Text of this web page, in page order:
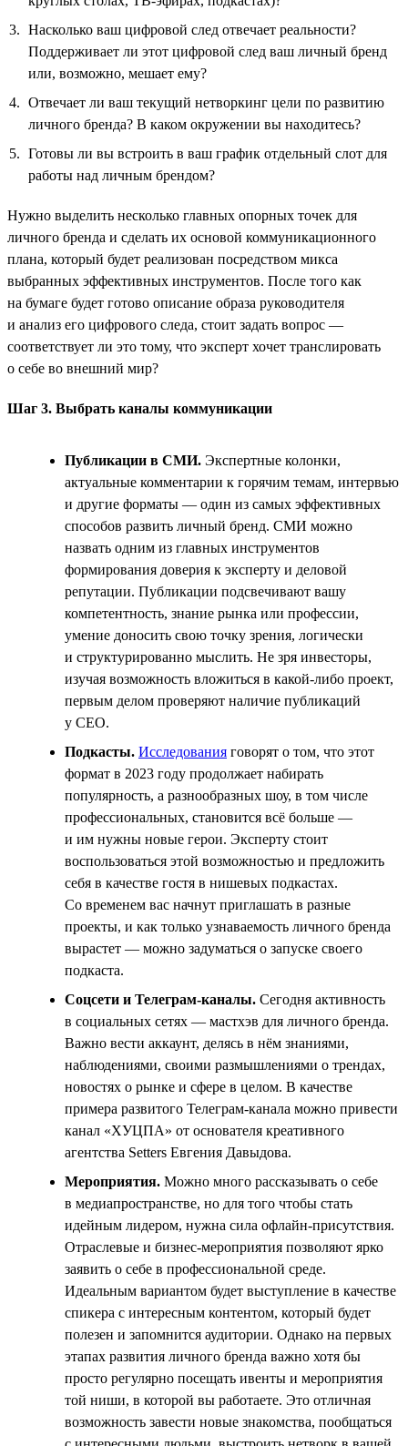
Насколько ваш цифровой след отвечает реальности?
Поддерживает ли этот цифровой след ваш личный бренд
или, возможно, мешает ему?
Отвечает ли ваш текущий нетворкинг цели по развитию
личного бренда? В каком окружении вы находитесь?
Готовы ли вы встроить в ваш график отдельный слот для
работы над личным брендом?
Нужно выделить несколько главных опорных точек для
личного бренда и сделать их основой коммуникационного
плана, который будет реализован посредством микса
выбранных эффективных инструментов. После того как
на бумаге будет готово описание образа руководителя
и анализ его цифрового следа, стоит задать вопрос —
соответствует ли это тому, что эксперт хочет транслировать
о себе во внешний мир?
Шаг 3. Выбрать каналы коммуникации
Публикации в СМИ. Экспертные колонки,
актуальные комментарии к горячим темам, интервью
и другие форматы — один из самых эффективных
способов развить личный бренд. СМИ можно
назвать одним из главных инструментов
формирования доверия к эксперту и деловой
репутации. Публикации подсвечивают вашу
компетентность, знание рынка или профессии,
умение доносить свою точку зрения, логически
и структурированно мыслить. Не зря инвесторы,
изучая возможность вложиться в какой-либо проект,
первым делом проверяют наличие публикаций
у СЕО.
Подкасты. Исследования говорят о том, что этот
формат в 2023 году продолжает набирать
популярность, а разнообразных шоу, в том числе
профессиональных, становится всё больше —
и им нужны новые герои. Эксперту стоит
воспользоваться этой возможностью и предложить
себя в качестве гостя в нишевых подкастах.
Со временем вас начнут приглашать в разные
проекты, и как только узнаваемость личного бренда
вырастет — можно задуматься о запуске своего
подкаста.
Соцсети и Телеграм-каналы. Сегодня активность
в социальных сетях — мастхэв для личного бренда.
Важно вести аккаунт, делясь в нём знаниями,
наблюдениями, своими размышлениями о трендах,
новостях о рынке и сфере в целом. В качестве
примера развитого Телеграм-канала можно привести
канал «ХУЦПА» от основателя креативного
агентства Setters Евгения Давыдова.
Мероприятия. Можно много рассказывать о себе
в медиапространстве, но для того чтобы стать
идейным лидером, нужна сила офлайн-присутствия.
Отраслевые и бизнес-мероприятия позволяют ярко
заявить о себе в профессиональной среде.
Идеальным вариантом будет выступление в качестве
спикера с интересным контентом, который будет
полезен и запомнится аудитории. Однако на первых
этапах развития личного бренда важно хотя бы
просто регулярно посещать ивенты и мероприятия
той ниши, в которой вы работаете. Это отличная
возможность завести новые знакомства, пообщаться